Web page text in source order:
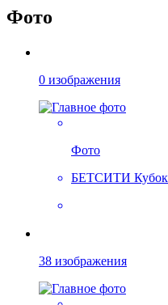
Фото
0 изображения
Фото
БЕТСИТИ Кубок
38 изображения